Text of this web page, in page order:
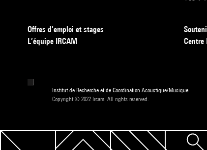
Offres d’emploi et stages
L’équipe IRCAM
Centre
Institut de Recherche et de Coordination Acoustique/Musique
Copyright © 2022 Ircam. All rights reserved.